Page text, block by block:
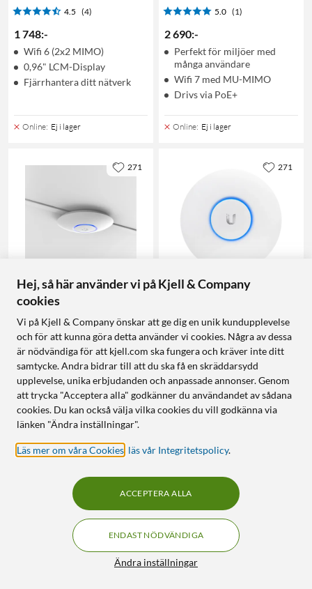
4.5 (4)
1 748:-
Wifi 6 (2x2 MIMO)
0,96" LCM-Display
Fjärrhantera ditt nätverk
Online: Ej i lager
5.0 (1)
2 690:-
Perfekt för miljöer med
många användare
Wifi 7 med MU-MIMO
Drivs via PoE+
Online: Ej i lager
Ubiquiti
Unifi UAP-AC-Lite
Roaming-accesspunkt
AC1200
4.5 (64)
1 190
Trådlöst nätverk med flera
accesspunkter
16 cm i diameter
Ej i lager
271
Unifi UAP-AC-LR Roaming-
accesspunkt AC1300
4.5 (69)
Trådlöst nätverk med flera
accesspunkter
Ej i lager
271
27
Hej, så här använder vi på Kjell & Company
cookies
Vi på Kjell & Company önskar att ge dig en unik kundupplevelse
och för att kunna göra detta använder vi cookies. Några av dessa
är nödvändiga för att kjell.com ska fungera och kräver inte ditt
samtycke. Andra bidrar till att du ska få en skräddarsydd
upplevelse, unika erbjudanden och anpassade annonser. Genom
att trycka "Acceptera alla" godkänner du användandet av sådana
cookies. Du kan också välja vilka cookies du vill godkänna via
länken "Ändra inställningar".
Läs mer om våra Cookies läs vår Integritetspolicy.
Ändra inställningar
ENDAST NÖDVÄNDIGA
ACCEPTERA ALLA